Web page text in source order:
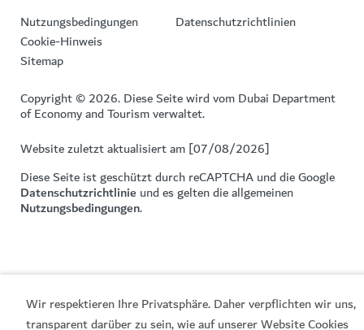
Wir respektieren Ihre Privatsphäre. Daher verpflichten wir uns,
transparent darüber zu sein, wie auf unserer Website Cookies
Nutzungsbedingungen
Datenschutzrichtlinien
Cookie-Hinweis
Sitemap
Copyright © 2026. Diese Seite wird vom Dubai Department
of Economy and Tourism verwaltet.
Website zuletzt aktualisiert am [07/08/2026]
Diese Seite ist geschützt durch reCAPTCHA und die Google
Datenschutzrichtlinie und es gelten die allgemeinen
Nutzungsbedingungen.